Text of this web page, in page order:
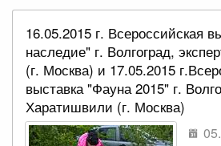
16.05.2015 г. Всероссийская
наследие" г. Волгоград,
(г. Москва) и 17.05.2015
выставка "Фауна 2015" г.
Харатишвили (г. Москва)